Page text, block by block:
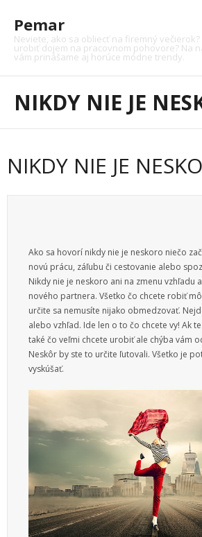
content
Pemar
Neviete, ako sa obliecť na firemný
urobiť dojem na pracovnom pohovore? Na
vám prinášame aj horúce módne trendy.
Financie
Moto
Nákupy
Služby
Vzdelanie
Web
Zábava
Životný štýl
NIKDY NIE JE
NIKDY NIE JE
Ako sa hovorí nikdy nie je neskoro niečo
novú prácu, záľubu či cestovanie alebo
Nikdy nie je neskoro ani na zmenu vzhľadu
nového partnera. Všetko čo chcete robiť
určite sa nemusíte nijako obmedzovať.
alebo vzhľad. Ide len o to čo chcete vy! Ak
také čo veľmi chcete urobiť ale chýba vám
Neskôr by ste to určite ľutovali. Všetko je
vyskúšať.